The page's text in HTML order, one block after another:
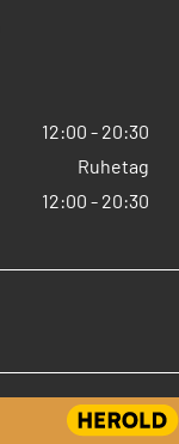
12:00 - 20:30
Ruhetag
12:00 - 20:30